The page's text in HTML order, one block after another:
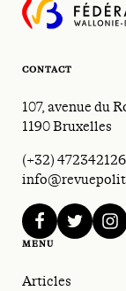
CONTACT
107, avenue du
1190 Bruxelles
(+32) 472342126
facebooktwitter
MENU
Articles